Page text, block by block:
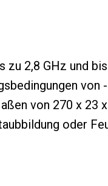
2,8 GHz und
von
von 270 x 23
oder